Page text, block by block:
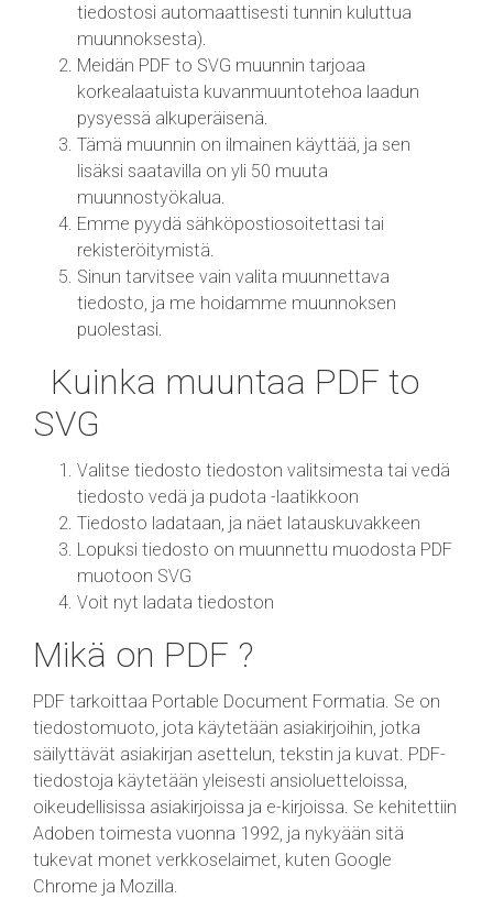
tiedostosi automaattisesti tunnin kuluttua
muunnoksesta).
Meidän PDF to SVG muunnin tarjoaa
korkealaatuista kuvanmuuntotehoa laadun
pysyessä alkuperäisenä.
Tämä muunnin on ilmainen käyttää, ja sen
lisäksi saatavilla on yli 50 muuta
muunnostyökalua.
Emme pyydä sähköpostiosoitettasi tai
rekisteröitymistä.
Sinun tarvitsee vain valita muunnettava
tiedosto, ja me hoidamme muunnoksen
puolestasi.
Kuinka muuntaa PDF to
SVG
Valitse tiedosto tiedoston valitsimesta tai vedä
tiedosto vedä ja pudota -laatikkoon
Tiedosto ladataan, ja näet latauskuvakkeen
Lopuksi tiedosto on muunnettu muodosta PDF
muotoon SVG
Voit nyt ladata tiedoston
Mikä on PDF ?
PDF tarkoittaa Portable Document Formatia. Se on
tiedostomuoto, jota käytetään asiakirjoihin, jotka
säilyttävät asiakirjan asettelun, tekstin ja kuvat. PDF-
tiedostoja käytetään yleisesti ansioluetteloissa,
oikeudellisissa asiakirjoissa ja e-kirjoissa. Se kehitettiin
Adoben toimesta vuonna 1992, ja nykyään sitä
tukevat monet verkkoselaimet, kuten Google
Chrome ja Mozilla.